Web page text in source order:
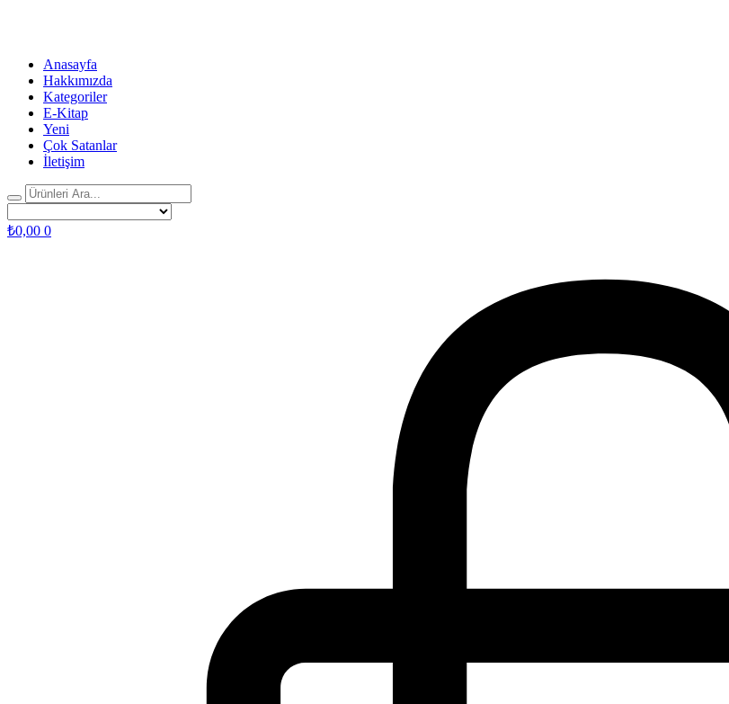
Anasayfa
Hakkımızda
Kategoriler
E-Kitap
Yeni
Çok Satanlar
İletişim
₺0,00 0